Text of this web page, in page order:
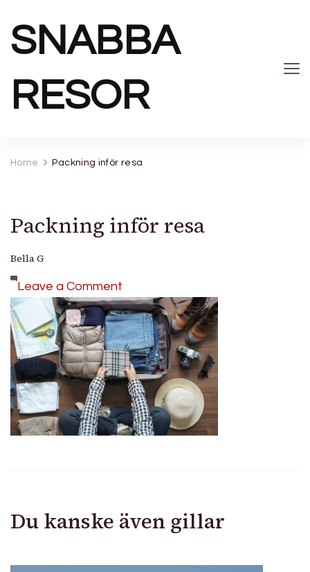
SNABBA
RESOR
Home Packning inför resa
Packning inför resa
Bella G
Leave a Comment
Packning
inför
resa
Du kanske även gillar